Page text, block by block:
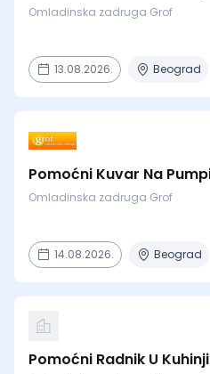
Omladinska zadruga Grof
13.08.2026. Beograd
Pomoćni Kuvar Na
Omladinska zadruga Grof
14.08.2026. Beograd
Pomoćni Radnik U